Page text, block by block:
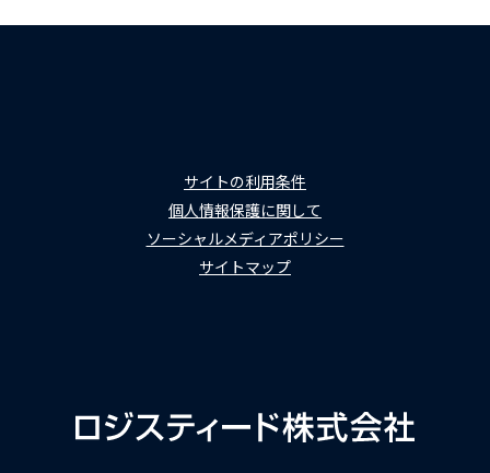
サイトの利用条件
個人情報保護に関して
ソーシャルメディアポリシー
サイトマップ